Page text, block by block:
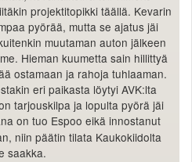
projektitopikki täällä. Kevarin
pyörää, mutta se ajatus jäi
muutaman auton jälkeen
Hieman kuumetta sain hillittyä
ostamaan ja rahoja tuhlaaman.
eri paikasta löytyi AVK:lta
tarjouskilpa ja lopulta pyörä jäi
on tuo Espoo eikä innostanut
niin päätin tilata Kaukokiidolta
saakka.